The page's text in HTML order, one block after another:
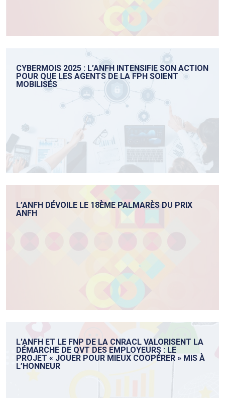
CYBERMOIS 2025 : L’ANFH INTENSIFIE SON ACTION
POUR QUE LES AGENTS DE LA FPH SOIENT
MOBILISÉS
L’ANFH DÉVOILE LE 18ÈME PALMARÈS DU PRIX
ANFH
L'ANFH ET LE FNP DE LA CNRACL VALORISENT LA
DÉMARCHE DE QVT DES EMPLOYEURS : LE
PROJET « JOUER POUR MIEUX COOPÉRER » MIS À
L’HONNEUR